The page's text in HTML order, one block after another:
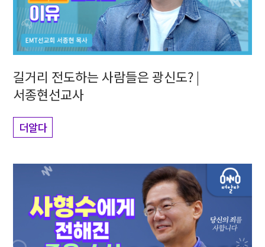
길거리 전도하는 사람들은 광신도? |
서종현선교사
더알다